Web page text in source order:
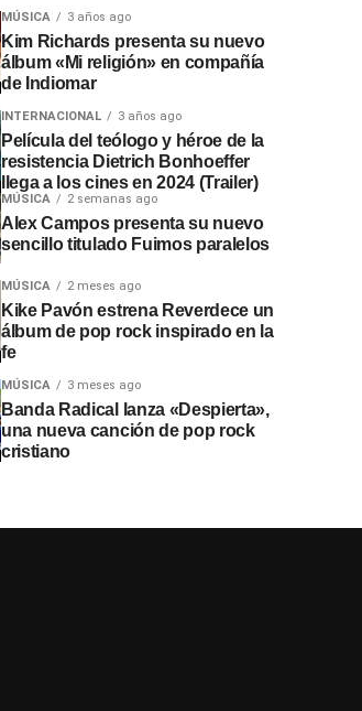
MÚSICA 3 años ago
Kim Richards presenta su nuevo
álbum «Mi religión» en compañía
de Indiomar
INTERNACIONAL 3 años ago
Película del teólogo y héroe de la
resistencia Dietrich Bonhoeffer
llega a los cines en 2024 (Trailer)
MÚSICA 2 semanas ago
Alex Campos presenta su nuevo
sencillo titulado Fuimos paralelos
MÚSICA 2 meses ago
Kike Pavón estrena Reverdece un
álbum de pop rock inspirado en la
fe
MÚSICA 3 meses ago
Banda Radical lanza «Despierta»,
una nueva canción de pop rock
cristiano